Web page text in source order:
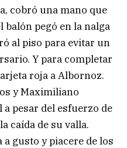
cobró una mano que
balón pegó en la nalga
al piso para evitar un
Y para completar
roja a Albornoz.
y Maximiliano
pesar del esfuerzo de
caída de su valla.
a gusto y piacere de los